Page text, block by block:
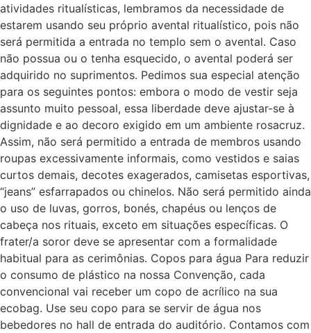
atividades ritualísticas, lembramos da necessidade de
estarem usando seu próprio avental ritualístico, pois não
será permitida a entrada no templo sem o avental. Caso
não possua ou o tenha esquecido, o avental poderá ser
adquirido no suprimentos. Pedimos sua especial atenção
para os seguintes pontos: embora o modo de vestir seja
assunto muito pessoal, essa liberdade deve ajustar-se à
dignidade e ao decoro exigido em um ambiente rosacruz.
Assim, não será permitido a entrada de membros usando
roupas excessivamente informais, como vestidos e saias
curtos demais, decotes exagerados, camisetas esportivas,
“jeans” esfarrapados ou chinelos. Não será permitido ainda
o uso de luvas, gorros, bonés, chapéus ou lenços de
cabeça nos rituais, exceto em situações específicas. O
frater/a soror deve se apresentar com a formalidade
habitual para as cerimônias. Copos para água Para reduzir
o consumo de plástico na nossa Convenção, cada
convencional vai receber um copo de acrílico na sua
ecobag. Use seu copo para se servir de água nos
bebedores no hall de entrada do auditório. Contamos com